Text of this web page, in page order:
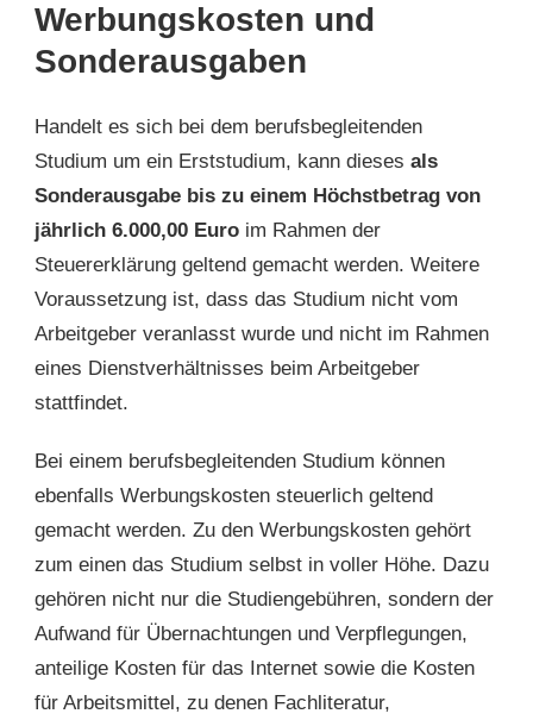
Werbungskosten und
Sonderausgaben
Handelt es sich bei dem berufsbegleitenden
Studium um ein Erststudium, kann dieses als
Sonderausgabe bis zu einem Höchstbetrag von
jährlich 6.000,00 Euro im Rahmen der
Steuererklärung geltend gemacht werden. Weitere
Voraussetzung ist, dass das Studium nicht vom
Arbeitgeber veranlasst wurde und nicht im Rahmen
eines Dienstverhältnisses beim Arbeitgeber
stattfindet.
Bei einem berufsbegleitenden Studium können
ebenfalls Werbungskosten steuerlich geltend
gemacht werden. Zu den Werbungskosten gehört
zum einen das Studium selbst in voller Höhe. Dazu
gehören nicht nur die Studiengebühren, sondern der
Aufwand für Übernachtungen und Verpflegungen,
anteilige Kosten für das Internet sowie die Kosten
für Arbeitsmittel, zu denen Fachliteratur,